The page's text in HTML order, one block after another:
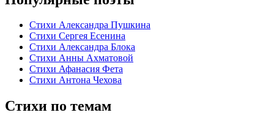
Стихи Александра Пушкина
Стихи Сергея Есенина
Стихи Александра Блока
Стихи Анны Ахматовой
Стихи Афанасия Фета
Стихи Антона Чехова
Стихи по темам